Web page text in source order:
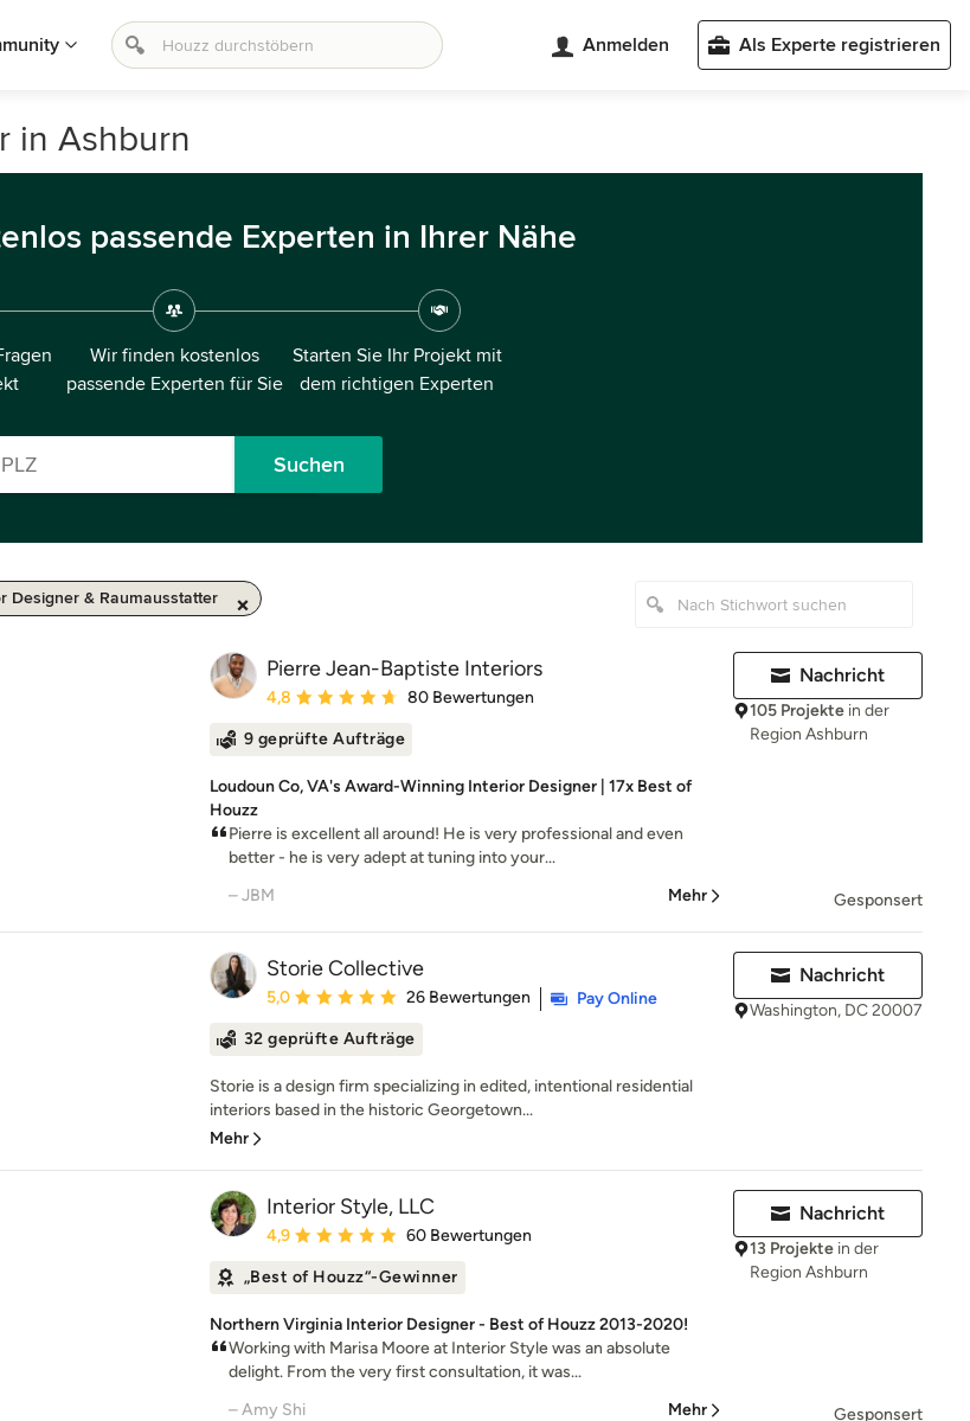
Anmelden Als Experte registrieren
in Ashburn
passende Experten in Ihrer Nähe
Wir finden kostenlos
passende Experten für Sie
Starten Sie Ihr Projekt mit
dem richtigen Experten
Suchen
Designer & Raumausstatter
Pierre Jean-Baptiste Interiors
Durchschnittliche Bewertung: 4.8 von 5 Sternen
4,8 80 Bewertungen
9 geprüfte Aufträge
Loudoun Co, VA's Award-Winning Interior Designer | 17x Best of
Houzz
Pierre is excellent all around! He is very professional and even
better - he is very adept at tuning into your...
– JBM
Mehr
Nachricht
105 Projekte in der
Region Ashburn
Gesponsert
Storie Collective
Durchschnittliche Bewertung: 5 von 5 Sternen
5,0 26 Bewertungen
Pay Online
32 geprüfte Aufträge
Storie is a design firm specializing in edited, intentional residential
interiors based in the historic Georgetown...
Mehr
Nachricht
Washington, DC 20007
Interior Style, LLC
Durchschnittliche Bewertung: 4.9 von 5 Sternen
4,9 60 Bewertungen
„Best of Houzz“-Gewinner
Northern Virginia Interior Designer - Best of Houzz 2013-2020!
Working with Marisa Moore at Interior Style was an absolute
delight. From the very first consultation, it was...
– Amy Shi
Mehr
Nachricht
13 Projekte in der
Region Ashburn
Gesponsert